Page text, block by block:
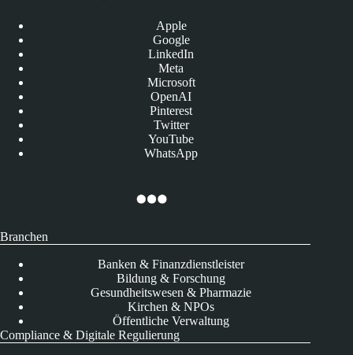
Apple
Google
LinkedIn
Meta
Microsoft
OpenAI
Pinterest
Twitter
YouTube
WhatsApp
Branchen
Banken & Finanzdienstleister
Bildung & Forschung
Gesundheitswesen & Pharmazie
Kirchen & NPOs
Öffentliche Verwaltung
Compliance & Digitale Regulierung